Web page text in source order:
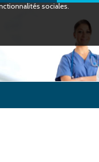
sociales.